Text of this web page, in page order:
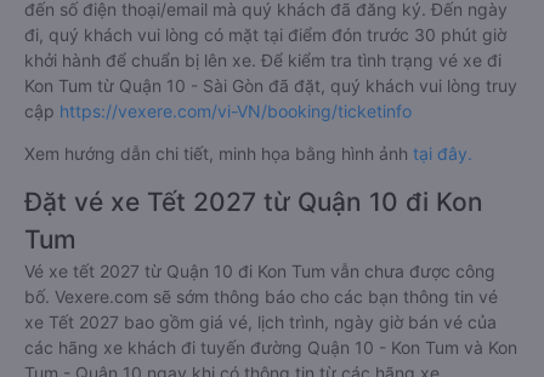
đến số điện thoại/email mà quý khách đã đăng ký. Đến ngày
đi, quý khách vui lòng có mặt tại điểm đón trước 30 phút giờ
khởi hành để chuẩn bị lên xe. Để kiểm tra tình trạng vé xe đi
Kon Tum từ Quận 10 - Sài Gòn đã đặt, quý khách vui lòng truy
cập https://vexere.com/vi-VN/booking/ticketinfo
Xem hướng dẫn chi tiết, minh họa bằng hình ảnh tại đây.
Đặt vé xe Tết 2027 từ Quận 10 đi Kon
Tum
Vé xe tết 2027 từ Quận 10 đi Kon Tum vẫn chưa được công
bố. Vexere.com sẽ sớm thông báo cho các bạn thông tin vé
xe Tết 2027 bao gồm giá vé, lịch trình, ngày giờ bán vé của
các hãng xe khách đi tuyến đường Quận 10 - Kon Tum và Kon
Tum - Quận 10 ngay khi có thông tin từ các hãng xe.